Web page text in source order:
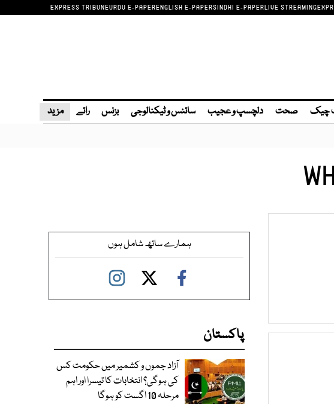
EXPRESS TRIBUNEURDU E-PAPERENGLISH E-PAPERSINDHI E-PAPERLIVE STREAMING
چیک صحت دلچسپ و عجیب سائنس و ٹیکنالوجی بزنس رائے مزید
ہمارے ساتھ شامل ہوں
پاکستان
آزاد جموں و کشمیر میں حکومت کس
کی ہوگی؟ انتخابات کا تیسرا اور اہم
مرحلہ 10 اگست کو ہوگا